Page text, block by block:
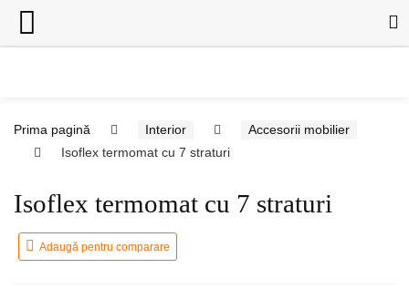
Prima pagină Interior
Accesorii mobilier
Isoflex termomat cu 7 straturi
Isoflex termomat cu 7 straturi
Adaugă pentru comparare